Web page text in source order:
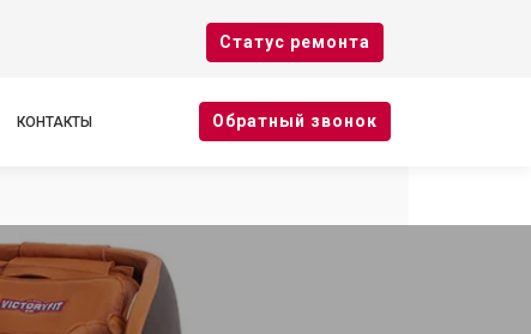
Cтатус ремонта
КОНТАКТЫ Oбратный звонок